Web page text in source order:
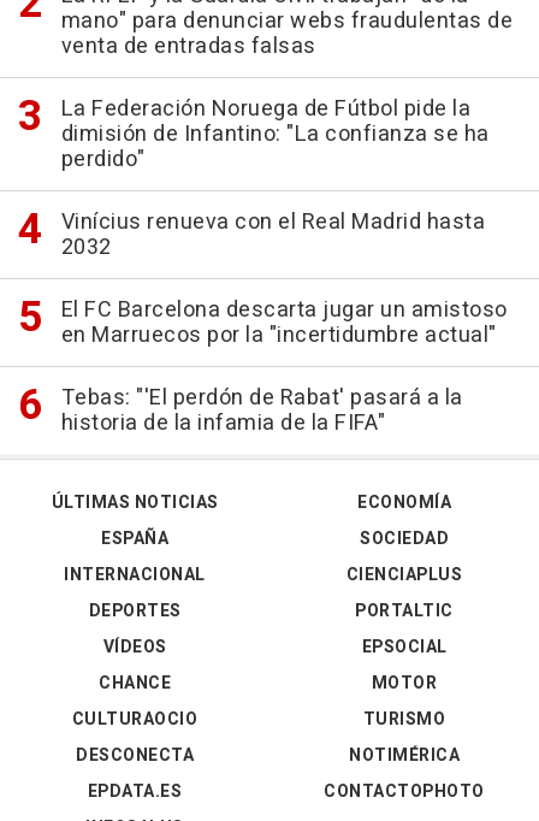
mano" para denunciar webs fraudulentas de
venta de entradas falsas
La Federación Noruega de Fútbol pide la
dimisión de Infantino: "La confianza se ha
perdido"
Vinícius renueva con el Real Madrid hasta
2032
El FC Barcelona descarta jugar un amistoso
en Marruecos por la "incertidumbre actual"
Tebas: "'El perdón de Rabat' pasará a la
historia de la infamia de la FIFA"
ÚLTIMAS NOTICIAS
ESPAÑA
INTERNACIONAL
DEPORTES
VÍDEOS
ECONOMÍA
SOCIEDAD
CIENCIAPLUS
PORTALTIC
EPSOCIAL
CHANCE
CULTURAOCIO
DESCONECTA
EPDATA.ES
MOTOR
TURISMO
NOTIMÉRICA
CONTACTOPHOTO